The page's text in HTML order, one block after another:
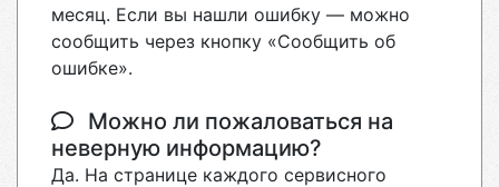
месяц. Если вы нашли ошибку — можно
сообщить через кнопку «Сообщить об
ошибке».
Можно ли пожаловаться на
неверную информацию?
Да. На странице каждого сервисного